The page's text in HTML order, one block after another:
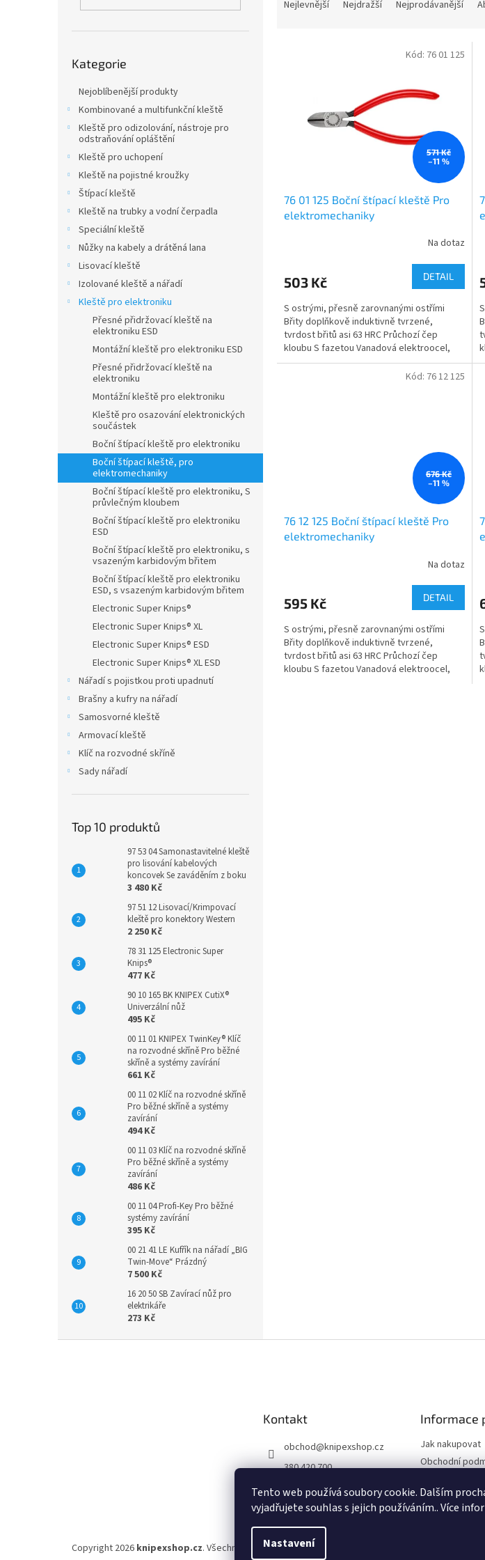
Tento web používá soubory cookie. Dalším
vyjadřujete souhlas s jejich používáním.. Více
Nastavení
kategorie
Kategorie
Nejoblíbenější produkty
Kombinované a multifunkční kleště
Kleště pro odizolování, nástroje pro
odstraňování opláštění
Kleště pro uchopení
Kleště na pojistné kroužky
Štípací kleště
Kleště na trubky a vodní čerpadla
Speciální kleště
Nůžky na kabely a drátěná lana
Lisovací kleště
Izolované kleště a nářadí
Kleště pro elektroniku
Přesné přidržovací kleště na
elektroniku ESD
Montážní kleště pro elektroniku ESD
Přesné přidržovací kleště na
elektroniku
Montážní kleště pro elektroniku
Kleště pro osazování elektronických
součástek
Boční štípací kleště pro elektroniku
Boční štípací kleště, pro
elektromechaniky
Boční štípací kleště pro elektroniku, S
průvlečným kloubem
Boční štípací kleště pro elektroniku
ESD
Boční štípací kleště pro elektroniku, s
vsazeným karbidovým břitem
Boční štípací kleště pro elektroniku
ESD, s vsazeným karbidovým břitem
Electronic Super Knips®
Electronic Super Knips® XL
Electronic Super Knips® ESD
Electronic Super Knips® XL ESD
Nářadí s pojistkou proti upadnutí
Brašny a kufry na nářadí
Samosvorné kleště
Armovací kleště
Klíč na rozvodné skříně
Sady nářadí
Top 10 produktů
97 53 04 Samonastavitelné kleště
pro lisování kabelových
koncovek Se zaváděním z boku
3 480 Kč
97 51 12 Lisovací/Krimpovací
kleště pro konektory Western
2 250 Kč
78 31 125 Electronic Super
Knips®
477 Kč
90 10 165 BK KNIPEX CutiX®
Univerzální nůž
495 Kč
00 11 01 KNIPEX TwinKey® Klíč
na rozvodné skříně Pro běžné
skříně a systémy zavírání
661 Kč
00 11 02 Klíč na rozvodné skříně
Pro běžné skříně a systémy
zavírání
494 Kč
00 11 03 Klíč na rozvodné skříně
Pro běžné skříně a systémy
zavírání
486 Kč
00 11 04 Profi-Key Pro běžné
systémy zavírání
395 Kč
00 21 41 LE Kufřík na nářadí „BIG
Twin-Move“ Prázdný
7 500 Kč
16 20 50 SB Zavírací nůž pro
elektrikáře
273 Kč
Nejlevnější Nejdražší Nejprodávanější
571 Kč
–11 %
76 01 125 Boční štípací kleště Pro
elektromechaniky
Na dotaz
503 Kč DETAIL
S ostrými, přesně zarovnanými ostřími
Břity doplňkově induktivně tvrzené,
tvrdost břitů asi 63 HRC Průchozí čep
kloubu S fazetou Vanadová elektroocel,
kovaná, kalená v oleji v...
Kód: 76 01 125
676 Kč
–11 %
76 12 125 Boční štípací kleště Pro
elektromechaniky
Na dotaz
595 Kč DETAIL
S ostrými, přesně zarovnanými ostřími
Břity doplňkově induktivně tvrzené,
tvrdost břitů asi 63 HRC Průchozí čep
kloubu S fazetou Vanadová elektroocel,
Kód: 76 12 125
Kontakt
obchod@knipexshop.cz
380 420 700
Informace
Jak nakupovat
Obchodní
údajů
Copyright 2026 knipexshop.cz. Všechna práva vyhrazena.